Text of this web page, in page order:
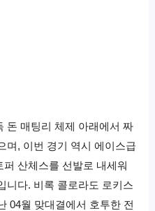
돈 매팅리 체제 아래에서 짜
며, 이번 경기 역시 에이스급
산체스를 선발로 내세워
니다. 비록 콜로라도 로키스
04월 맞대결에서 호투한 전